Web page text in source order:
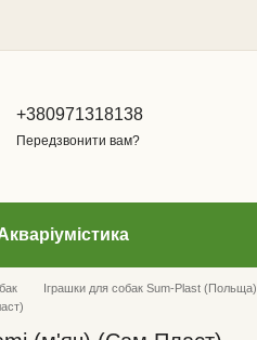
+380971318138
Передзвонити вам?
Іграшки для собак Sum-Plast (Польща)